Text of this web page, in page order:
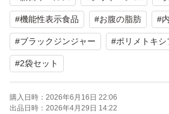
【機能性表示食品】はい
【その他】未開封品です。
#機能性表示食品 #お腹の脂肪 #
#ブラックジンジャー #ポリメトキシ
#2袋セット
購入日時： 2026年6月16日 22:06
出品日時： 2026年4月29日 14:22